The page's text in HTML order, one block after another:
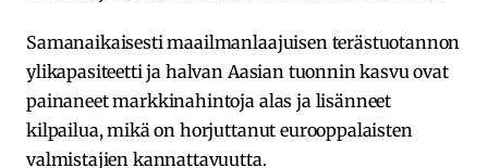
Samanaikaisesti maailmanlaajuisen terästuotannon
ylikapasiteetti ja halvan Aasian tuonnin kasvu ovat
painaneet markkinahintoja alas ja lisänneet
kilpailua, mikä on horjuttanut eurooppalaisten
valmistajien kannattavuutta.